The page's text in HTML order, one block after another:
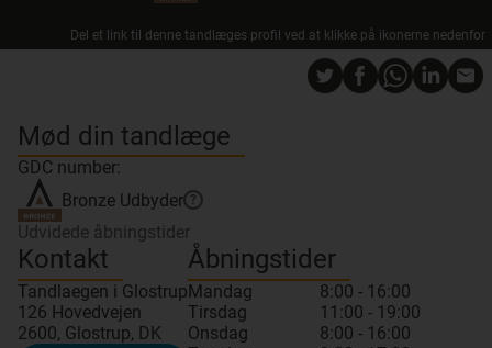
Del et link til denne tandlæges profil ved at klikke på ikonerne nedenfor
Mød din tandlæge
GDC number:
Bronze Udbyder ?
Udvidede åbningstider
Kontakt
Tandlaegen i Glostrup
126 Hovedvejen
2600, Glostrup, DK
Åbningstider
Mandag
8:00 - 16:00
Tirsdag
11:00 - 19:00
Onsdag
8:00 - 16:00